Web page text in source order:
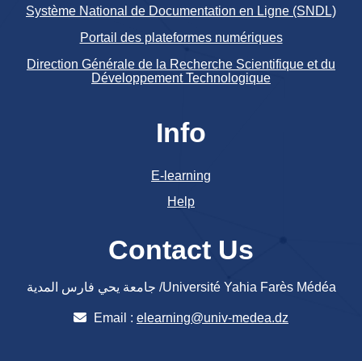
Système National de Documentation en Ligne (SNDL)
Portail des plateformes numériques
Direction Générale de la Recherche Scientifique et du
Développement Technologique
Info
E-learning
Help
Contact Us
جامعة يحي فارس المدية /Université Yahia Farès Médéa
Email : elearning@univ-medea.dz